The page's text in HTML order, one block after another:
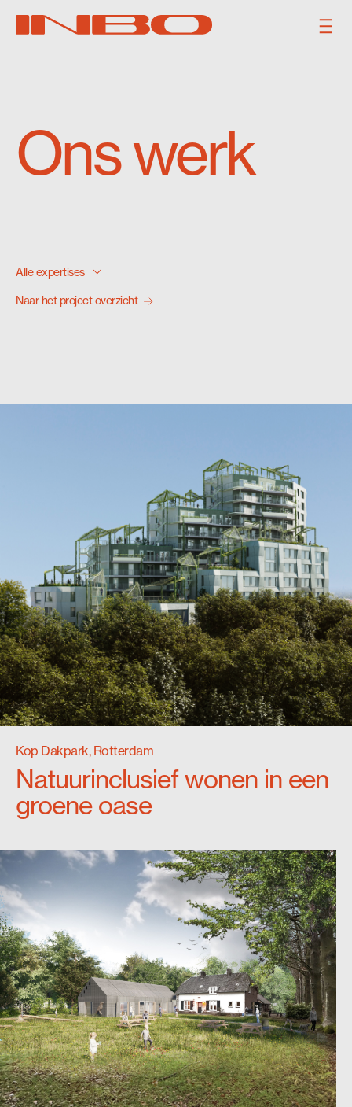
Ons werk
Alle expertises
Alle expertises
Alle expertises
Naar het project overzicht
Kop Dakpark, Rotterdam
Natuurinclusief wonen in een
groene oase